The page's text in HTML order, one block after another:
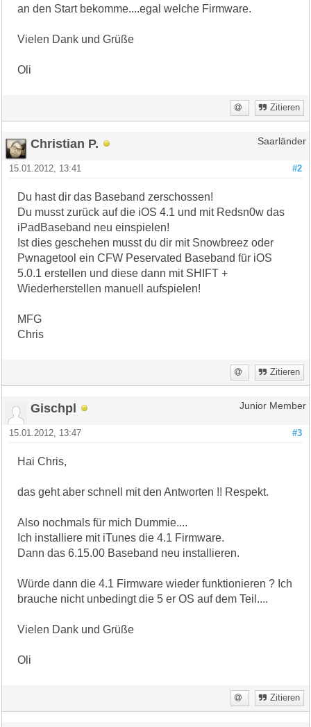
an den Start bekomme....egal welche Firmware.
Vielen Dank und Grüße
Oli
Zitieren
Christian P. Saarländer
#2
15.01.2012, 13:41
Du hast dir das Baseband zerschossen!
Du musst zurück auf die iOS 4.1 und mit Redsn0w das
iPadBaseband neu einspielen!
Ist dies geschehen musst du dir mit Snowbreez oder
Pwnagetool ein CFW Peservated Baseband für iOS
5.0.1 erstellen und diese dann mit SHIFT +
Wiederherstellen manuell aufspielen!
MFG
Chris
Zitieren
Gischpl Junior Member
#3
15.01.2012, 13:47
Hai Chris,
das geht aber schnell mit den Antworten !! Respekt.
Also nochmals für mich Dummie....
Ich installiere mit iTunes die 4.1 Firmware.
Dann das 6.15.00 Baseband neu installieren.
Würde dann die 4.1 Firmware wieder funktionieren ? Ich
brauche nicht unbedingt die 5 er OS auf dem Teil....
Vielen Dank und Grüße
Oli
Zitieren